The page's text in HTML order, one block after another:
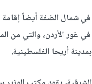
شمال الضفة أيضاً
في غور الأردن، والتي
أريحا الفلسطينية.